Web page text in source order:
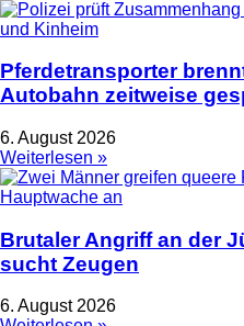
Pferdetransporter
Autobahn zeitweise
6. August 2026
Weiterlesen »
Brutaler Angriff an der
sucht Zeugen
6. August 2026